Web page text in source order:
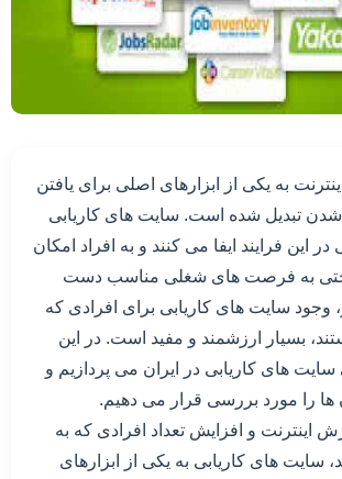
به یکی از ابزارهای اصلی برای یافتن
تبدیل شده است. سایت های کاریابی
این فرایند ایفا می کنند و به افراد امکان
به فرصت های شغلی مناسب دست
وجود سایت های کاریابی برای افرادی که
بسیار ارزشمند و مفید است. در این
های کاریابی در ایران می پردازیم و
را مورد بررسی قرار می دهیم.
اینترنت و افزایش تعداد افرادی که به
سایت های کاریابی به یکی از ابزارهای